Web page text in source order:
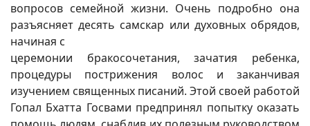
вопросов семейной жизни. Очень подробно она
разъясняет десять самскар или духовных обрядов,
начиная с
церемонии бракосочетания, зачатия ребенка,
процедуры пострижения волос и заканчивая
изучением священных писаний. Этой своей работой
Гопал Бхатта Госвами предпринял попытку оказать